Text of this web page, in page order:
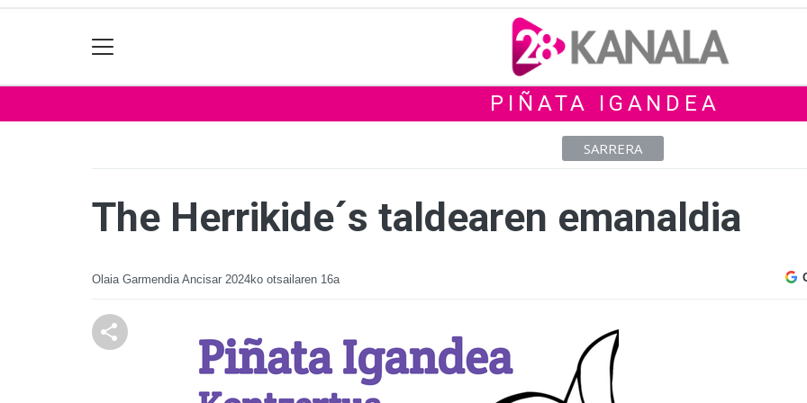
PIÑATA IGANDEA
SARRERA
The Herrikide´s taldearen emanaldia
Olaia Garmendia Ancisar 2024ko otsailaren 16a